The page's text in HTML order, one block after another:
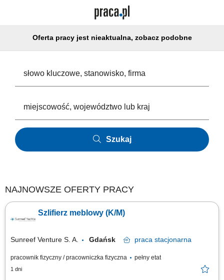
Oferta pracy jest nieaktualna, zobacz podobne
Szukaj
NAJNOWSZE OFERTY PRACY
Szlifierz meblowy (K/M)
Sunreef Venture S. A. Gdańsk praca stacjonarna
pracownik fizyczny / pracowniczka fizyczna pełny etat
1 dni